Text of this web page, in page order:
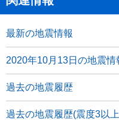
最新の地震情報
2020年10月13日の地震情
過去の地震履歴
過去の地震履歴(震度3以